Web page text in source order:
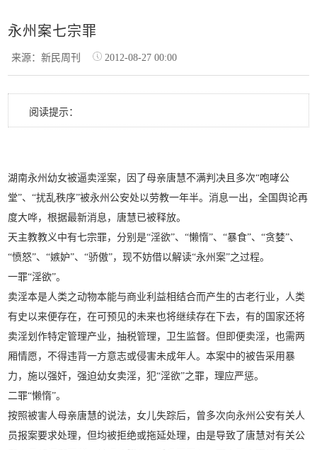
永州案七宗罪
来源：新民周刊 2012-08-27 00:00
阅读提示：
湖南永州幼女被逼卖淫案，因了母亲唐慧不满判决且多次“咆哮公
堂”、“扰乱秩序”被永州公安处以劳教一年半。消息一出，全国舆论再
度大哗，根据最新消息，唐慧已被释放。
天主教教义中有七宗罪，分别是“淫欲”、“懒惰”、“暴食”、“贪婪”、
“愤怒”、“嫉妒”、“骄傲”，现不妨借以解读“永州案”之过程。
一罪“淫欲”。
卖淫本是人类之动物本能与商业利益相结合而产生的古老行业，人类
有史以来便存在，在可预见的未来也将继续存在下去，有的国家还将
卖淫划作特定管理产业，抽税管理，卫生监督。但即便卖淫，也需两
厢情愿，不得违背一方意志或侵害未成年人。本案中的被告采用暴
力，施以强奸，强迫幼女卖淫，犯“淫欲”之罪，理应严惩。
二罪“懒惰”。
按照被害人母亲唐慧的说法，女儿失踪后，曾多次向永州公安有关人
员报案要求处理，但均被拒绝或拖延处理，由是导致了唐慧对有关公